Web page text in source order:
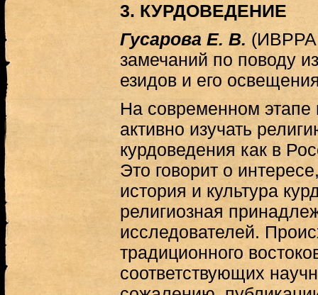
3. КУРДОВЕДЕНИЕ
Гусарова Е. В.
замечаний по поводу
езидов и его
На современном этапе
активно изучать
курдоведения как в
Это говорит о
история и культура
религиозная
исследователей.
традиционного
соответствующих